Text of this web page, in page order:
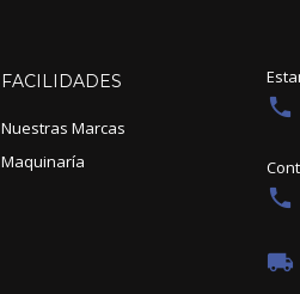
FACILIDADES
Nuestras Marcas
Maquinaría